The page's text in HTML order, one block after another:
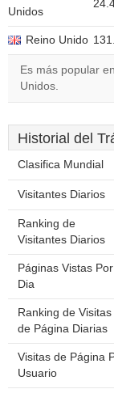
Unidos
Reino Unido
Es más popular
Unidos.
Historial del
Clasifica Mundial
Visitantes Diarios
Ranking de
Visitantes Diarios
Páginas Vistas Por
Dia
Ranking de Visitas
de Página Diarias
Visitas de Página
Usuario